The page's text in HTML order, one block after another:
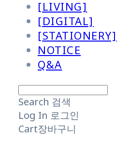
[LIVING]
[DIGITAL]
[STATIONERY]
NOTICE
Q&A
Search 검색
Log In 로그인
Cart장바구니